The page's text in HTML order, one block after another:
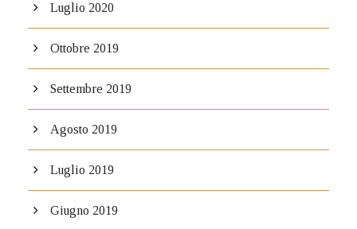
Luglio 2020
Ottobre 2019
Settembre 2019
Agosto 2019
Luglio 2019
Giugno 2019